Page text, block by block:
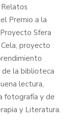
Premio a la
Sfera
proyecto
de la biblioteca
lectura,
fotografía y de
y Literatura.